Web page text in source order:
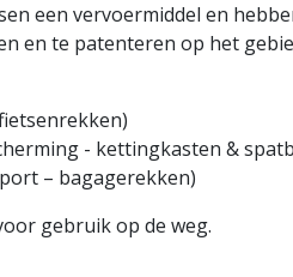
een vervoermiddel en
en te patenteren op het
- kettingkasten &
– bagagerekken)
gebruik op de weg.